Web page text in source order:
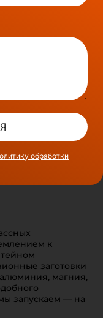
обработки
к
заготовки
магния,
запускаем — на